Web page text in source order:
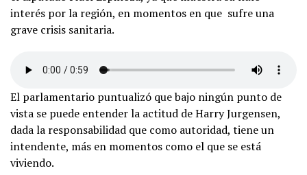
interés por la región, en momentos en que sufre una
grave crisis sanitaria.
El parlamentario puntualizó que bajo ningún punto de
vista se puede entender la actitud de Harry Jurgensen,
dada la responsabilidad que como autoridad, tiene un
intendente, más en momentos como el que se está
viviendo.